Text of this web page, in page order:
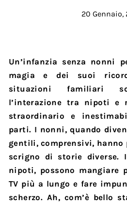
20 Gennaio,
Un’infanzia senza nonni
magia e dei suoi
situazioni familiari
l’interazione tra nipoti e
straordinario e
parti. I nonni, quando
gentili, comprensivi, hanno
scrigno di storie diverse.
nipoti, possono mangiare
TV più a lungo e fare
scherzo. Ah, com’è bello